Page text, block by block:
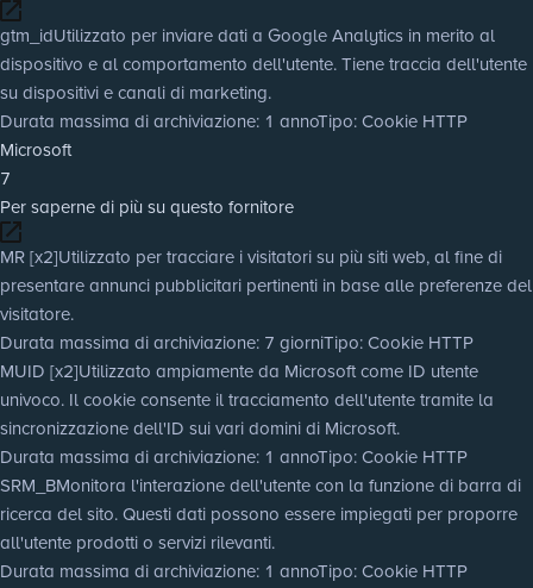
gtm_idUtilizzato per inviare dati a Google Analytics in merito al
dispositivo e al comportamento dell'utente. Tiene traccia dell'utente
su dispositivi e canali di marketing.
Durata massima di archiviazione: 1 annoTipo: Cookie HTTP
Microsoft
7
Per saperne di più su questo fornitore
MR [x2]Utilizzato per tracciare i visitatori su più siti web, al fine di
presentare annunci pubblicitari pertinenti in base alle preferenze del
visitatore.
Durata massima di archiviazione: 7 giorniTipo: Cookie HTTP
MUID [x2]Utilizzato ampiamente da Microsoft come ID utente
univoco. Il cookie consente il tracciamento dell'utente tramite la
sincronizzazione dell'ID sui vari domini di Microsoft.
Durata massima di archiviazione: 1 annoTipo: Cookie HTTP
SRM_BMonitora l'interazione dell'utente con la funzione di barra di
ricerca del sito. Questi dati possono essere impiegati per proporre
all'utente prodotti o servizi rilevanti.
Durata massima di archiviazione: 1 annoTipo: Cookie HTTP